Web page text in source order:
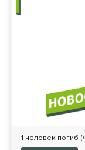
1 человек